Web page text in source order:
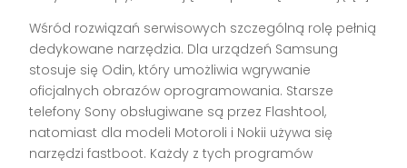
Wśród rozwiązań serwisowych szczególną rolę pełnią
dedykowane narzędzia. Dla urządzeń Samsung
stosuje się Odin, który umożliwia wgrywanie
oficjalnych obrazów oprogramowania. Starsze
telefony Sony obsługiwane są przez Flashtool,
natomiast dla modeli Motoroli i Nokii używa się
narzędzi fastboot. Każdy z tych programów